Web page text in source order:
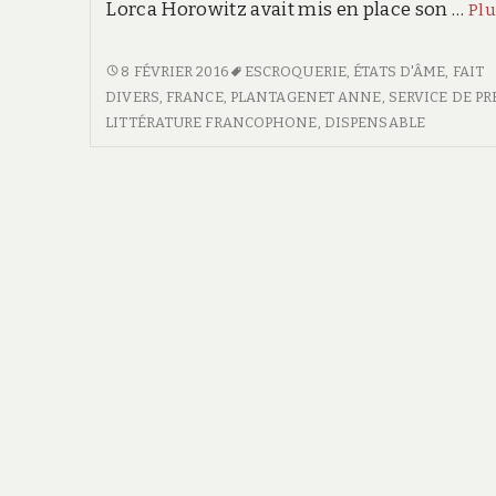
Lorca Horowitz avait mis en place son …
APPELEZ-
MOI
LORCA
8 FÉVRIER 2016 ESCROQUERIE ÉTATS D'ÂME FAIT
DIVERS FRANCE, PLANTAGENET ANNE SERVICE DE
LITTÉRATURE FRANCOPHONE DISPENSABLE